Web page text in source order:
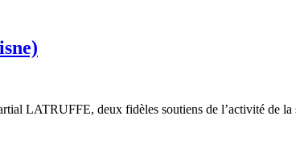
LATRUFFE, deux fidèles soutiens de l’activité de